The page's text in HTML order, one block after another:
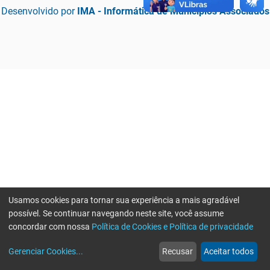
Desenvolvido por IMA - Informática de Municípios Associados
web
Notícias
more_horiz
Mais
Usamos cookies para tornar sua experiência a mais agradável
possível. Se continuar navegando neste site, você assume
concordar com nossa Política de Cookies e Política de privacidade
Gerenciar Cookies... Recusar Aceitar todos
Erro ao enviar informações, por favor tente novamente